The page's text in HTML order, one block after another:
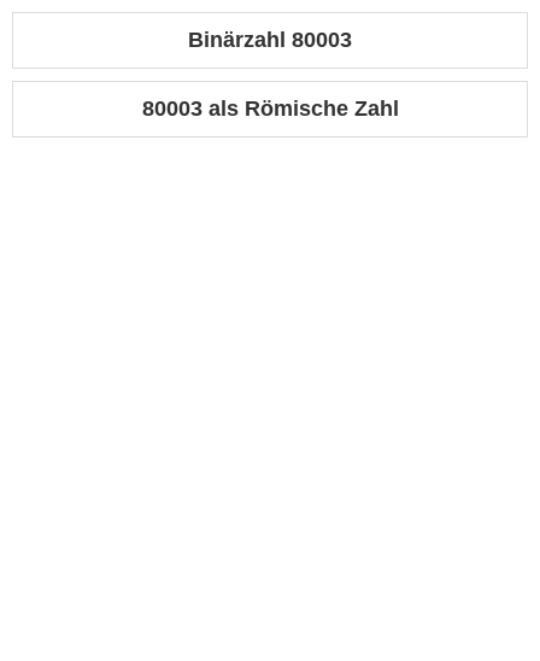
Binärzahl 80003
80003 als Römische Zahl